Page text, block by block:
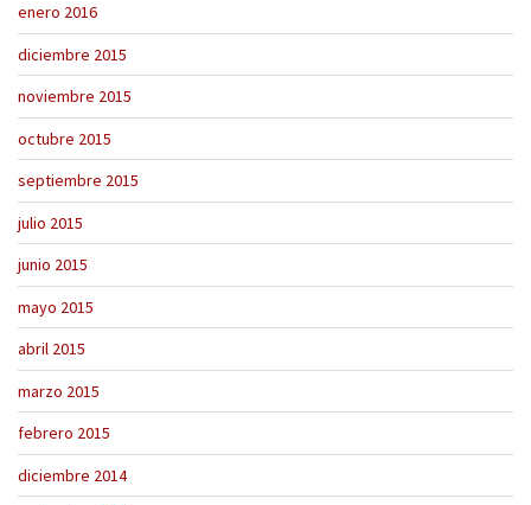
enero 2016
diciembre 2015
noviembre 2015
octubre 2015
septiembre 2015
julio 2015
junio 2015
mayo 2015
abril 2015
marzo 2015
febrero 2015
diciembre 2014